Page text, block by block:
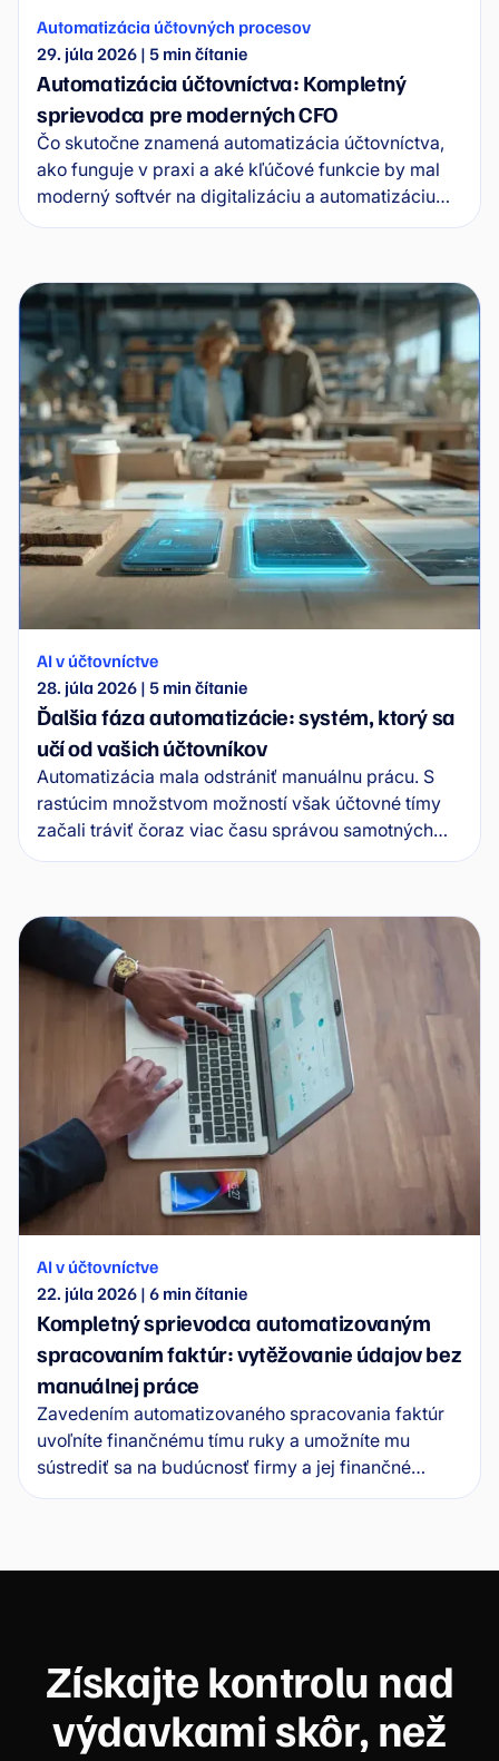
Automatizácia účtovných procesov
29. júla 2026 | 5 min čítanie
Automatizácia účtovníctva: Kompletný
sprievodca pre moderných CFO
Čo skutočne znamená automatizácia účtovníctva,
ako funguje v praxi a aké kľúčové funkcie by mal
moderný softvér na digitalizáciu a automatizáciu
spĺňať? Kompletný sprievodca pre CFO ukazuje,
začínajú riešenia zamerané na procesy, kontrolu a
škálovateľnosť, ktoré firmám dávajú zmysel aj z
dlhodobého hľadiska.
AI v účtovníctve
28. júla 2026 | 5 min čítanie
Ďalšia fáza automatizácie: systém, ktorý sa
učí od vašich účtovníkov
Automatizácia mala odstrániť manuálnu prácu. S
rastúcim množstvom možností však účtovné tímy
začali tráviť čoraz viac času správou samotných
automatizácií. Wflow teraz prináša...
AI v účtovníctve
22. júla 2026 | 6 min čítanie
Kompletný sprievodca automatizovaným
spracovaním faktúr: vytěžovanie údajov bez
manuálnej práce
Zavedením automatizovaného spracovania faktúr
uvoľníte finančnému tímu ruky a umožníte mu
sústrediť sa na budúcnosť firmy a jej finančné
zdravie. V tomto sprievodcovi sa dozviete, ako
zbytočných komplikácií.
Získajte kontrolu nad
výdavkami skôr, než